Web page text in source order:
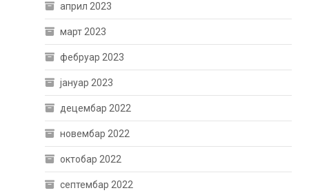
април 2023
март 2023
фебруар 2023
јануар 2023
децембар 2022
новембар 2022
октобар 2022
септембар 2022